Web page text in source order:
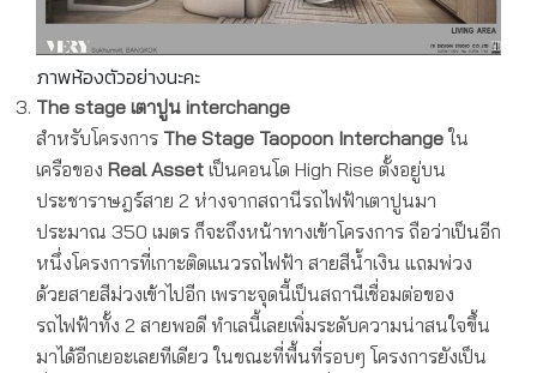
ภาพห้องตัวอย่างนะคะ
The stage เตาปูน interchange
สำหรับโครงการ The Stage Taopoon Interchangeใน
เครือของ Real Asset เป็นคอนโด High Rise ตั้งอยู่บน
ประชาราษฎร์สาย 2 ห่างจากสถานีรถไฟฟ้าเตาปูนมา
ประมาณ 350 เมตร ก็จะถึงหน้าทางเข้าโครงการ ถือว่าเป็นอีก
หนึ่งโครงการที่เกาะติดแนวรถไฟฟ้า สายสีน้ำเงิน แถมพ่วง
ด้วยสายสีม่วงเข้าไปอีก เพราะจุดนี้เป็นสถานีเชื่อมต่อของ
รถไฟฟ้าทั้ง 2 สายพอดี ทำเลนี้เลยเพิ่มระดับความน่าสนใจขึ้น
มาได้อีกเยอะเลยทีเดียว ในขณะที่พื้นที่รอบๆ โครงการยังเป็น